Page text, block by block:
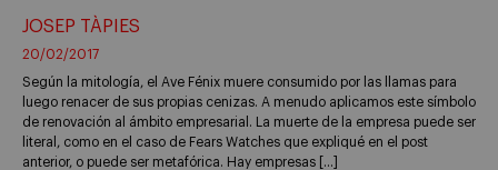
JOSEP TÀPIES
20/02/2017
Según la mitología, el Ave Fénix muere consumido por las llamas para
luego renacer de sus propias cenizas. A menudo aplicamos este símbolo
de renovación al ámbito empresarial. La muerte de la empresa puede ser
literal, como en el caso de Fears Watches que expliqué en el post
anterior, o puede ser metafórica. Hay empresas […]